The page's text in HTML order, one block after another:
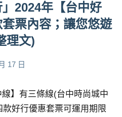
2024年【台中好
票內容；讓您悠遊
理文)
17 日
】有三條線(台中時尚城中
好行優惠套票可運用期限